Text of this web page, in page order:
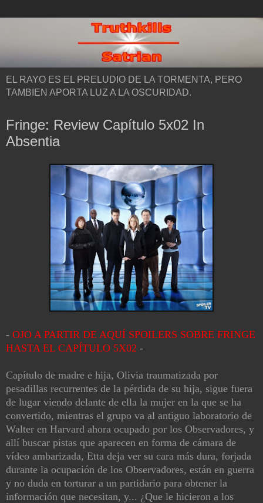
EL RAYO ES EL PRELUDIO DE LA TORMENTA, PERO
TAMBIEN APORTA LUZ A LA OSCURIDAD.
Fringe: Review Capítulo 5x02 In
Absentia
- OJO A PARTIR DE AQUÍ SPOILERS SOBRE FRINGE
HASTA EL CAPÍTULO 5X02 -
Capítulo de madre e hija, Olivia traumatizada por
pesadillas recurrentes de la pérdida de su hija, sigue fuera
de lugar viendo delante de ella la mujer en la que se ha
convertido, mientras el grupo va al antiguo laboratorio de
Walter en Harvard ahora ocupado por los Observadores, y
allí buscar pistas que aparecen en forma de cámara de
vídeo ambarizada, Etta deja ver su cara más dura, forjada
durante la ocupación de los Observadores, están en guerra
y no duda en torturar a un partidario para obtener la
información que necesitan, y... ¿Que le hicieron a los